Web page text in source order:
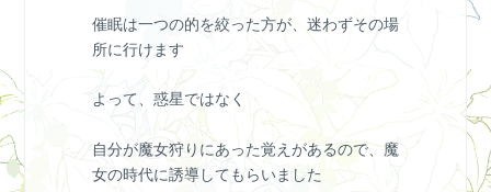
催眠は一つの的を絞った方が、迷わずその場
所に行けます
よって、惑星ではなく
自分が魔女狩りにあった覚えがあるので、魔
女の時代に誘導してもらいました